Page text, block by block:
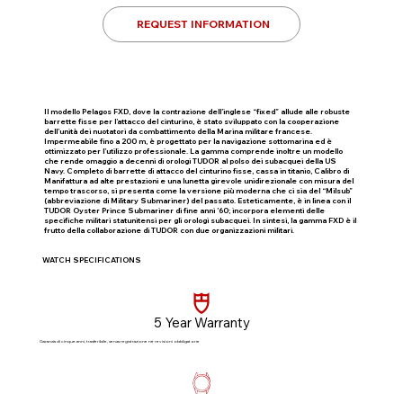
REQUEST INFORMATION
Il modello Pelagos FXD, dove la contrazione dell’inglese “fixed” allude alle robuste
barrette fisse per l’attacco del cinturino, è stato sviluppato con la cooperazione
dell’unità dei nuotatori da combattimento della Marina militare francese.
Impermeabile fino a 200 m, è progettato per la navigazione sottomarina ed è
ottimizzato per l’utilizzo professionale. La gamma comprende inoltre un modello
che rende omaggio a decenni di orologi TUDOR al polso dei subacquei della US
Navy. Completo di barrette di attacco del cinturino fisse, cassa in titanio, Calibro di
Manifattura ad alte prestazioni e una lunetta girevole unidirezionale con misura del
tempo trascorso, si presenta come la versione più moderna che ci sia del “Milsub”
(abbreviazione di Military Submariner) del passato. Esteticamente, è in linea con il
TUDOR Oyster Prince Submariner di fine anni ’60; incorpora elementi delle
specifiche militari statunitensi per gli orologi subacquei. In sintesi, la gamma FXD è il
frutto della collaborazione di TUDOR con due organizzazioni militari.
WATCH SPECIFICATIONS
5 Year Warranty
Garanzia di cinque anni, trasferibile, senza registrazione né revisioni obbligatorie​